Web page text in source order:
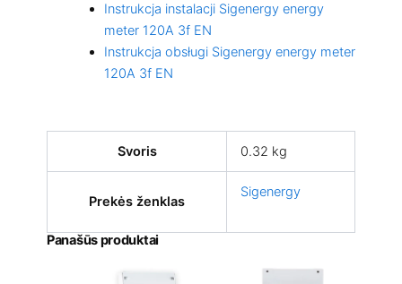
Instrukcja instalacji Sigenergy energy
meter 120A 3f EN
Instrukcja obsługi Sigenergy energy meter
120A 3f EN
Svoris 0.32 kg
Prekės ženklas
Sigenergy
Panašūs produktai